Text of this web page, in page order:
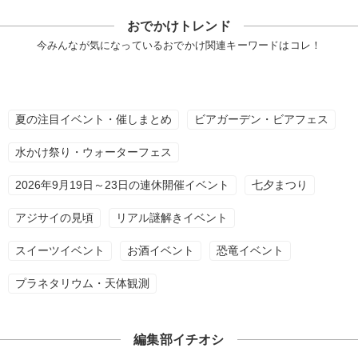
おでかけトレンド
今みんなが気になっているおでかけ関連キーワードはコレ！
夏の注目イベント・催しまとめ ビアガーデン・ビアフェス
水かけ祭り・ウォーターフェス
2026年9月19日～23日の連休開催イベント 七夕まつり
アジサイの見頃 リアル謎解きイベント
スイーツイベント お酒イベント 恐竜イベント
プラネタリウム・天体観測
編集部イチオシ